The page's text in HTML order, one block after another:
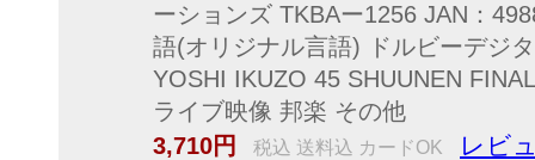
ーションズ TKBAー1256 JAN：
語(オリジナル言語) ドルビーデジ
YOSHI IKUZO 45 SHUUNEN
ライブ映像 邦楽 その他
3,710円
税込 送料込 カードOK レビ